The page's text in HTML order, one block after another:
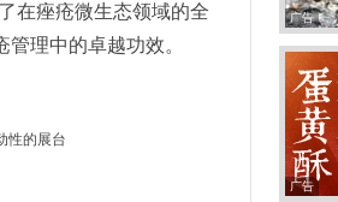
在痤疮微生态领域的全
理中的卓越功效。
性的展台
广告
广告